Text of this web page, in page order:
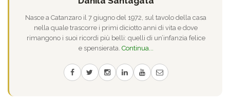
Nasce a Catanzaro il 7 giugno del 1972, sul tavolo della casa
nella quale trascorre i primi diciotto anni di vita e dove
rimangono i suoi ricordi più belli: quelli di un’infanzia felice
e spensierata. Continua...